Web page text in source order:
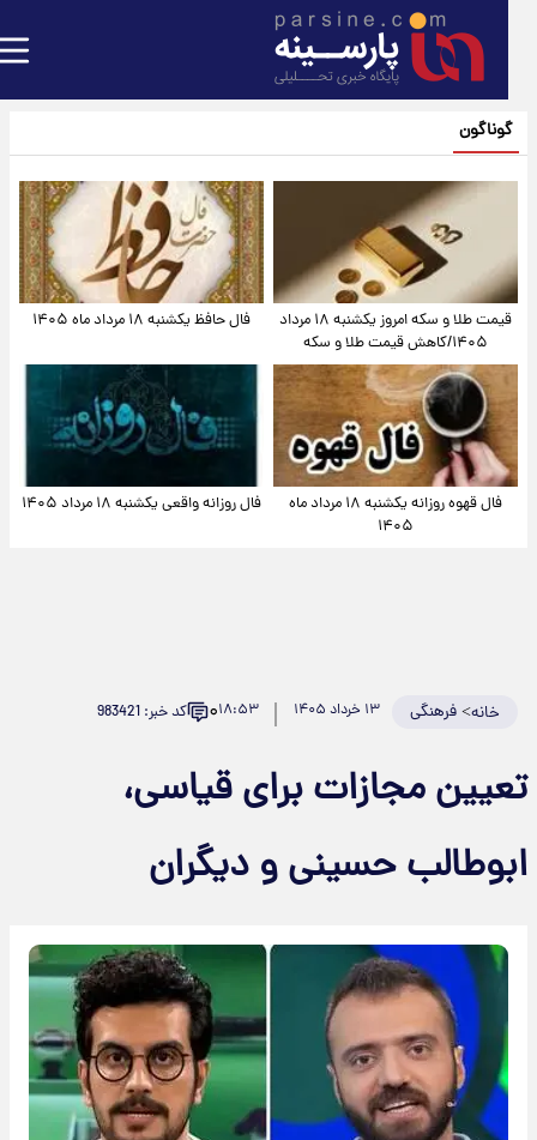
گوناگون
قیمت طلا و سکه امروز یکشنبه ۱۸ مرداد
۱۴۰۵/کاهش قیمت طلا و سکه
فال حافظ یکشنبه ۱۸ مرداد ماه ۱۴۰۵
فال قهوه روزانه یکشنبه ۱۸ مرداد ماه
۱۴۰۵
فال روزانه واقعی یکشنبه ۱۸ مرداد ۱۴۰۵
خانه>فرهنگی ۱۳ خرداد ۱۴۰۵ ۱۸:۵۳۰ کد خبر: 983421
مجازات برای قیاسی،
حسینی و دیگران